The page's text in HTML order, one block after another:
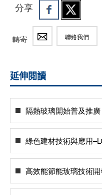
分享
轉寄 聯絡我們
延伸閱讀
隔熱玻璃開始普及推廣
綠色建材技術與應用
高效能節能玻璃技術